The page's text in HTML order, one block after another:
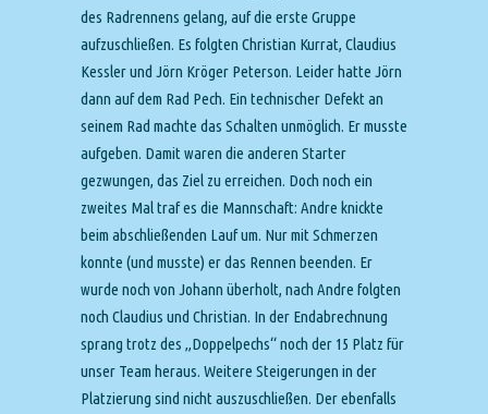
des Radrennens gelang, auf die erste Gruppe
aufzuschließen. Es folgten Christian Kurrat, Claudius
Kessler und Jörn Kröger Peterson. Leider hatte Jörn
dann auf dem Rad Pech. Ein technischer Defekt an
seinem Rad machte das Schalten unmöglich. Er musste
aufgeben. Damit waren die anderen Starter
gezwungen, das Ziel zu erreichen. Doch noch ein
zweites Mal traf es die Mannschaft: Andre knickte
beim abschließenden Lauf um. Nur mit Schmerzen
konnte (und musste) er das Rennen beenden. Er
wurde noch von Johann überholt, nach Andre folgten
noch Claudius und Christian. In der Endabrechnung
sprang trotz des „Doppelpechs“ noch der 15 Platz für
unser Team heraus. Weitere Steigerungen in der
Platzierung sind nicht auszuschließen. Der ebenfalls